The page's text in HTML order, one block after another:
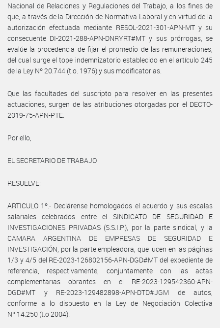
Nacional de Relaciones y Regulaciones del Trabajo, a los fines de
que, a través de la Dirección de Normativa Laboral y en virtud de la
autorización efectuada mediante RESOL-2021-301-APN-MT y su
consecuente DI-2021-288-APN-DNRYRT#MT y sus prórrogas, se
evalúe la procedencia de fijar el promedio de las remuneraciones,
del cual surge el tope indemnizatorio establecido en el artículo 245
de la Ley Nº 20.744 (t.o. 1976) y sus modificatorias.
Que las facultades del suscripto para resolver en las presentes
actuaciones, surgen de las atribuciones otorgadas por el DECTO-
2019-75-APN-PTE.
Por ello,
EL SECRETARIO DE TRABAJO
RESUELVE:
ARTICULO 1º.- Declárense homologados el acuerdo y sus escalas
salariales celebrados entre el SINDICATO DE SEGURIDAD E
INVESTIGACIONES PRIVADAS (S.S.I.P.), por la parte sindical, y la
CAMARA ARGENTINA DE EMPRESAS DE SEGURIDAD E
INVESTIGACIÓN, por la parte empleadora, que lucen en las páginas
1/3 y 4/5 del RE-2023-126802156-APN-DGD#MT del expediente de
referencia, respectivamente, conjuntamente con las actas
complementarias obrantes en el RE-2023-129542360-APN-
DGD#MT y RE-2023-129482898-APN-DTD#JGM de autos,
conforme a lo dispuesto en la Ley de Negociación Colectiva
Nº 14.250 (t.o 2004).